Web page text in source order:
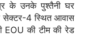
के उनके पुश्तैनी घर
सेक्टर-4 स्थित आवास
EOU की टीम की रेड